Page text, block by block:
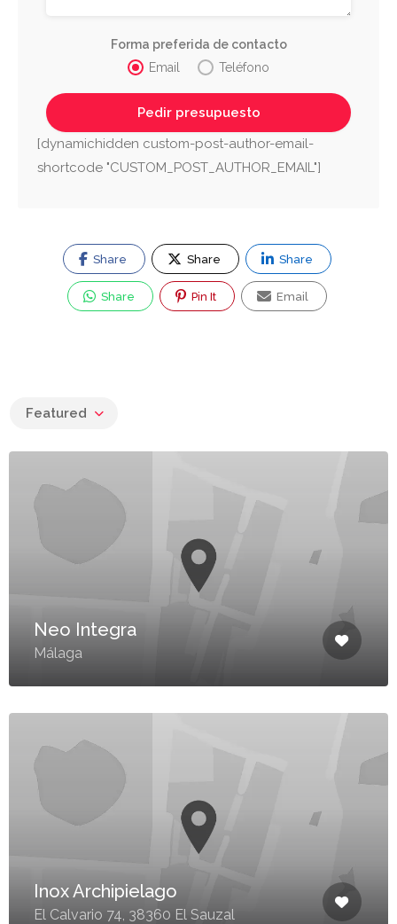
Forma preferida de contacto
Email
Teléfono
[dynamichidden custom-post-author-email-
shortcode "CUSTOM_POST_AUTHOR_EMAIL"]
Share Share Share
Share Pin It Email
Featured
Neo Integra
Málaga
Inox Archipielago
El Calvario 74, 38360 El Sauzal